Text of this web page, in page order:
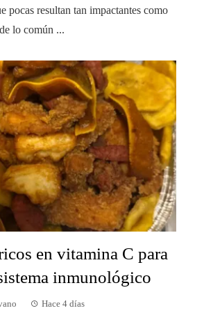
pocas resultan tan impactantes como
lo común ...
en vitamina C para
inmunológico
Hace 4 días